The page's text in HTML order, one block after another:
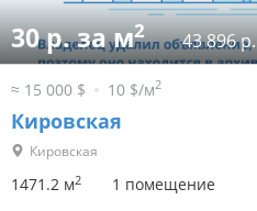
30 р. за м2 43 896 р.
≈ 15 000 $ 10 $/м2
Кировская
Кировская
1471.2 м2 1 помещение